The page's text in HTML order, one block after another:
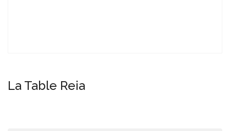
La Table Reia